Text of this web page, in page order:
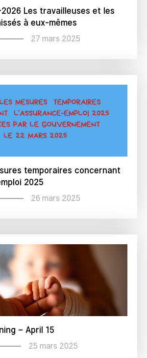
Les travailleuses et les
à eux-mêmes
27 mars 2025
temporaires concernant
2025
26 mars 2025
– April 15
25 mars 2025